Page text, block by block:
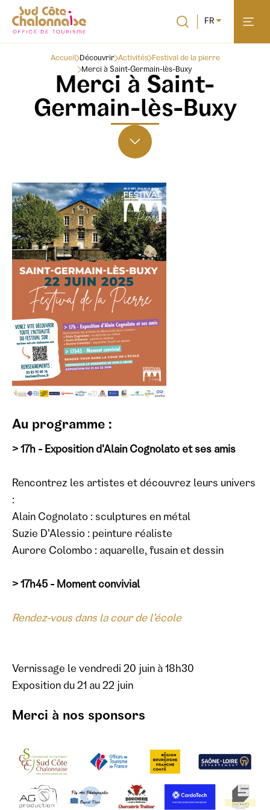
FR
Accueil Découvrir Activités Festival de la pierre
Merci à Saint-Germain-lès-Buxy
Merci à Saint-
Germain-lès-Buxy
Au programme :
> 17h - Exposition d'Alain Cognolato et ses amis
Rencontrez les artistes et découvrez leurs univers
:
Alain Cognolato : sculptures en métal
Suzie D'Alessio : peinture réaliste
Aurore Colombo : aquarelle, fusain et dessin
> 17h45 - Moment convivial
Rendez-vous dans la cour de l'école
Vernissage le vendredi 20 juin à 18h30
Exposition du 21 au 22 juin
Merci à nos sponsors